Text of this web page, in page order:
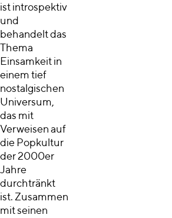
ist introspektiv
und
behandelt das
Thema
Einsamkeit in
einem tief
nostalgischen
Universum,
das mit
Verweisen auf
die Popkultur
der 2000er
Jahre
durchtränkt
ist. Zusammen
mit seinen